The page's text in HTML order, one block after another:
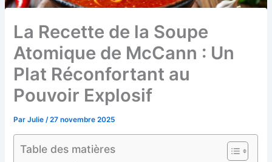
La Recette de la Soupe
Atomique de McCann : Un
Plat Réconfortant au
Pouvoir Explosif
ParJulie/27 novembre 2025
Table des matières